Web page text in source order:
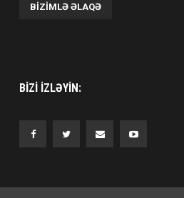
BIZIMLƏ ƏLAQƏ
BIZI IZLƏYIN: